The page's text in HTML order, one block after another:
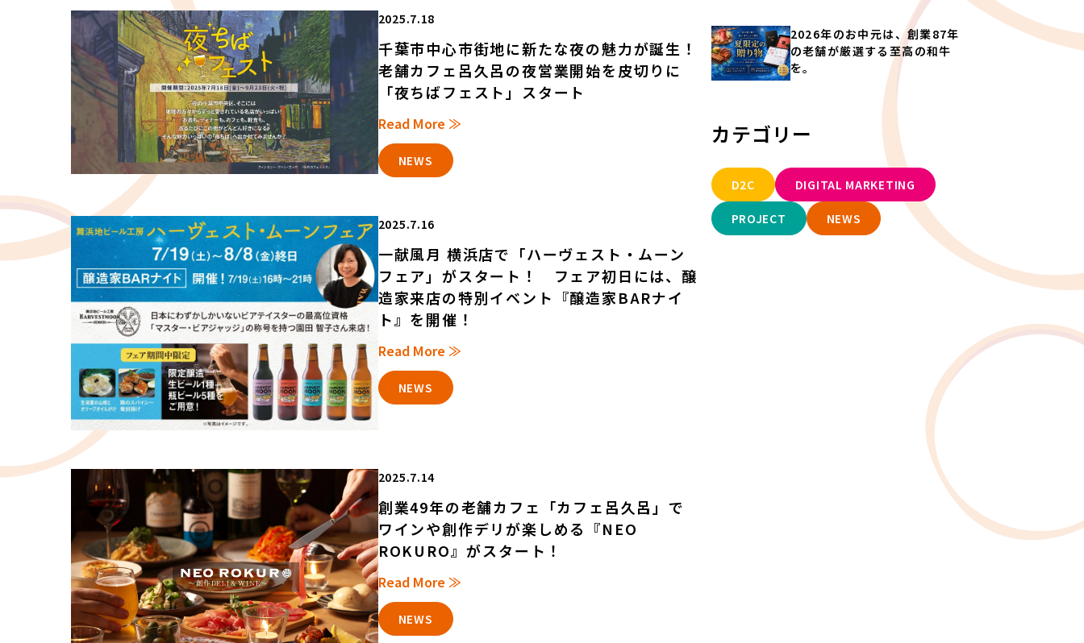
2025.7.18
千葉市中心市街地に新たな夜の魅力が誕生！
老舗カフェ呂久呂の夜営業開始を皮切りに
「夜ちばフェスト」スタート
Read More ≫
NEWS
2025.7.16
一献風月 横浜店で「ハーヴェスト・ムーン
フェア」がスタート！ フェア初日には、醸
造家来店の特別イベント『醸造家BARナイ
ト』を開催！
Read More ≫
NEWS
2025.7.14
創業49年の老舗カフェ「カフェ呂久呂」で
ワインや創作デリが楽しめる『NEO
ROKURO』がスタート！
Read More ≫
NEWS
2026年のお中元は、創業87年
の老舗が厳選する至高の和牛
を。
カテゴリー
D2C DIGITAL MARKETING
PROJECT NEWS